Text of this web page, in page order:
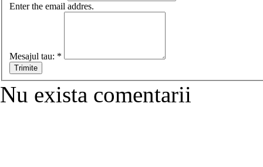
Enter the email addres.
Mesajul tau: *
Nu exista comentarii